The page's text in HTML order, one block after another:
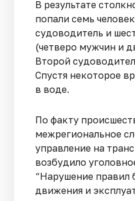
В результате
попали семь
судоводитель и
(четверо мужчин и
Второй
Спустя некоторое
в воде.
По факту
межрегиональное
управление на
возбудило
“Нарушение правил
движения и